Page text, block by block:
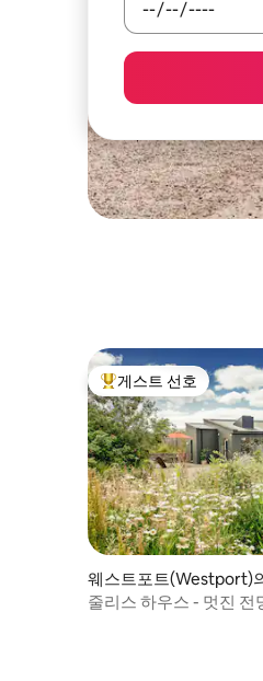
상위 게스트 선호
게스트 선호
웨스트포트(Westport)
줄리스 하우스 - 멋진 전